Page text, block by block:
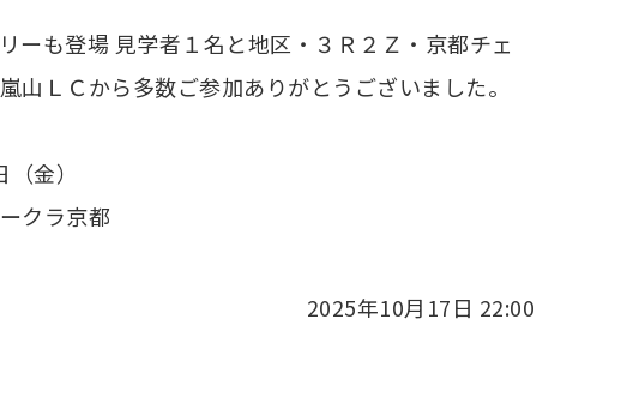
ーも登場 見学者１名と地区・３Ｒ２Ｚ・京都チェ
山ＬＣから多数ご参加ありがとうございました。
金）
クラ京都
2025年10月17日 22:00